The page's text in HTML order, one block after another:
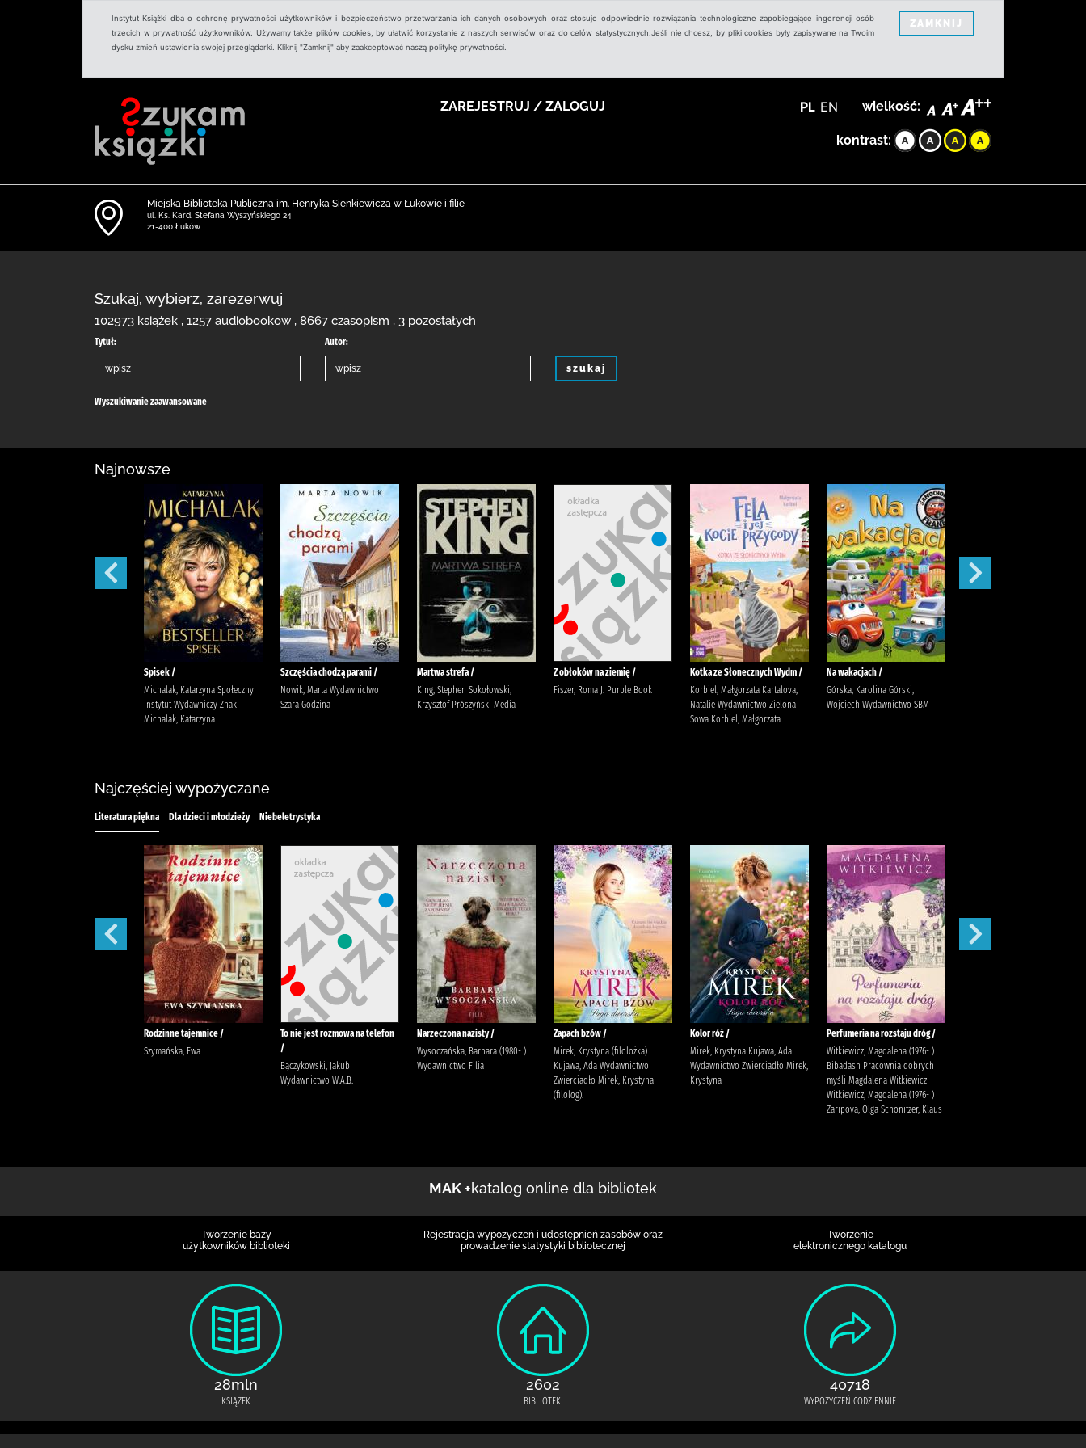
Instytut Książki dba o ochronę prywatności użytkowników i bezpieczeństwo przetwarzania ich danych osobowych oraz stosuje odpowiednie rozwiązania technologiczne zapobiegające ingerencji osób
trzecich w prywatność użytkowników. Używamy także plików cookies, by ułatwić korzystanie z naszych serwisów oraz do celów statystycznych.Jeśli nie chcesz, by pliki cookies były zapisywane na Twoim
dysku zmień ustawienia swojej przeglądarki. Kliknij "Zamknij" aby zaakceptować naszą politykę prywatności.
ZAMKNIJ
ZAREJESTRUJ / ZALOGUJ PL EN wielkość:
kontrast:
Miejska Biblioteka Publiczna im. Henryka Sienkiewicza w Łukowie i filie
ul. Ks. Kard. Stefana Wyszyńskiego 24
21-400 Łuków
Szukaj, wybierz, zarezerwuj
102973 książek , 1257 audiobookow , 8667 czasopism , 3 pozostałych
Tytuł: Autor:
szukaj
Wyszukiwanie zaawansowane
Najnowsze
Spisek /
Michalak, Katarzyna Społeczny
Instytut Wydawniczy Znak
Michalak, Katarzyna
Szczęścia chodzą parami /
Nowik, Marta Wydawnictwo
Szara Godzina
Martwa strefa /
King, Stephen Sokołowski,
Krzysztof Prószyński Media
Z obłoków na ziemię /
Fiszer, Roma J. Purple Book
Kotka ze Słonecznych Wydm /
Korbiel, Małgorzata Kartalova,
Natalie Wydawnictwo Zielona
Sowa Korbiel, Małgorzata
Na wakacjach /
Górska, Karolina Górski,
Wojciech Wydawnictwo SBM
Najczęściej wypożyczane
Literatura piękna Dla dzieci i młodzieży Niebeletrystyka
Rodzinne tajemnice /
Szymańska, Ewa
To nie jest rozmowa na telefon
/
Bączykowski, Jakub
Wydawnictwo W.A.B.
Narzeczona nazisty /
Wysoczańska, Barbara (1980- )
Wydawnictwo Filia
Zapach bzów /
Mirek, Krystyna (filolożka)
Kujawa, Ada Wydawnictwo
Zwierciadło Mirek, Krystyna
(filolog).
Kolor róż /
Mirek, Krystyna Kujawa, Ada
Wydawnictwo Zwierciadło Mirek,
Krystyna
Perfumeria na rozstaju dróg /
Witkiewicz, Magdalena (1976- )
Bibadash Pracownia dobrych
myśli Magdalena Witkiewicz
Witkiewicz, Magdalena (1976- )
Zaripova, Olga Schönitzer, Klaus
MAK +katalog online dla bibliotek
Tworzenie bazy
użytkowników biblioteki
Rejestracja wypożyczeń i udostępnień zasobów oraz
prowadzenie statystyki bibliotecznej
Tworzenie
elektronicznego katalogu
28mln
KSIĄŻEK
2602
BIBLIOTEKI
40718
WYPOŻYCZEŃ CODZIENNIE